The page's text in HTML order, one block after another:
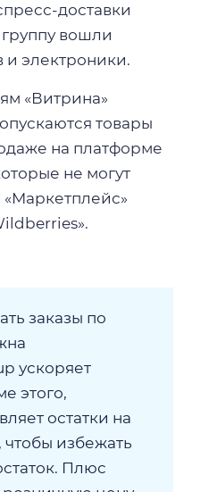
доставки
вошли
электроники.
«Витрина»
товары
на платформе
не могут
«Маркетплейс»
заказы по
ускоряет
этого,
остатки на
чтобы избежать
Плюс